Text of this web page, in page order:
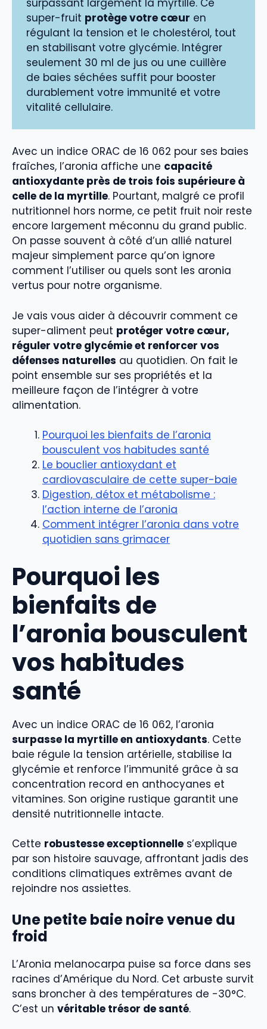
super-fruit protège votre cœur en
régulant la tension et le cholestérol, tout
en stabilisant votre glycémie. Intégrer
seulement 30 ml de jus ou une cuillère
de baies séchées suffit pour booster
durablement votre immunité et votre
vitalité cellulaire.
Avec un indice ORAC de 16 062 pour ses baies
fraîches, l’aronia affiche une capacité
antioxydante près de trois fois supérieure à
celle de la myrtille. Pourtant, malgré ce profil
nutritionnel hors norme, ce petit fruit noir reste
encore largement méconnu du grand public.
On passe souvent à côté d’un allié naturel
majeur simplement parce qu’on ignore
comment l’utiliser ou quels sont les aronia
vertus pour notre organisme.
Je vais vous aider à découvrir comment ce
super-aliment peut protéger votre cœur,
réguler votre glycémie et renforcer vos
défenses naturelles au quotidien. On fait le
point ensemble sur ses propriétés et la
meilleure façon de l’intégrer à votre
alimentation.
Pourquoi les bienfaits de l’aronia
bousculent vos habitudes santé
Le bouclier antioxydant et
cardiovasculaire de cette super-baie
Digestion, détox et métabolisme :
l’action interne de l’aronia
Comment intégrer l’aronia dans votre
quotidien sans grimacer
Pourquoi les
bienfaits de
l’aronia bousculent
vos habitudes
santé
Avec un indice ORAC de 16 062, l’aronia
surpasse la myrtille en antioxydants. Cette
baie régule la tension artérielle, stabilise la
glycémie et renforce l’immunité grâce à sa
concentration record en anthocyanes et
vitamines. Son origine rustique garantit une
densité nutritionnelle intacte.
Cette robustesse exceptionnelle s’explique
par son histoire sauvage, affrontant jadis des
conditions climatiques extrêmes avant de
rejoindre nos assiettes.
Une petite baie noire venue du
froid
L’Aronia melanocarpa puise sa force dans ses
racines d’Amérique du Nord. Cet arbuste survit
sans broncher à des températures de -30°C.
C’est un véritable trésor de santé.